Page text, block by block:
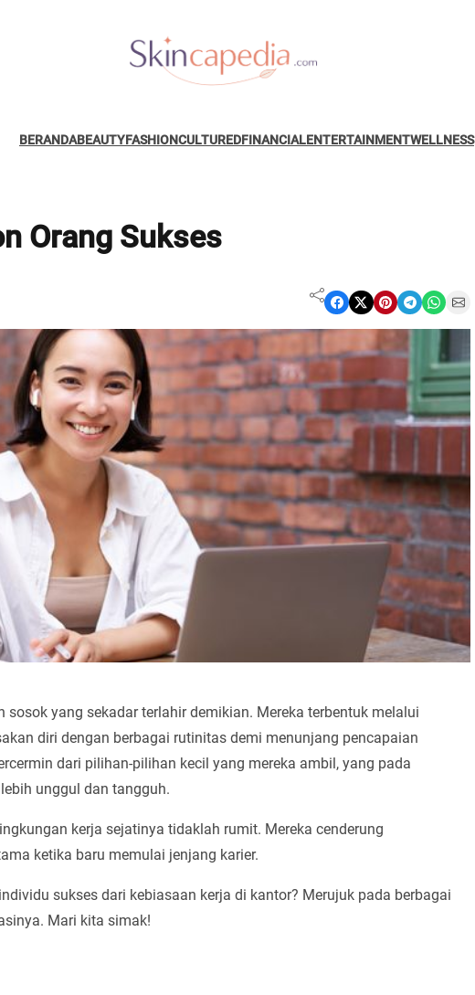
BERANDABEAUTYFASHIONCULTUREDFINANCIALENTERTAINMENTWELLNESS
Orang Sukses
Share on Facebook Share on X Share on Pinterest Share on Telegram Share on WhatsApp Share on Email
yang sekadar terlahir demikian. Mereka terbentuk melalui
diri dengan berbagai rutinitas demi menunjang pencapaian
dari pilihan-pilihan kecil yang mereka ambil, yang pada
unggul dan tangguh.
kerja sejatinya tidaklah rumit. Mereka cenderung
ketika baru memulai jenjang karier.
sukses dari kebiasaan kerja di kantor? Merujuk pada berbagai
Mari kita simak!